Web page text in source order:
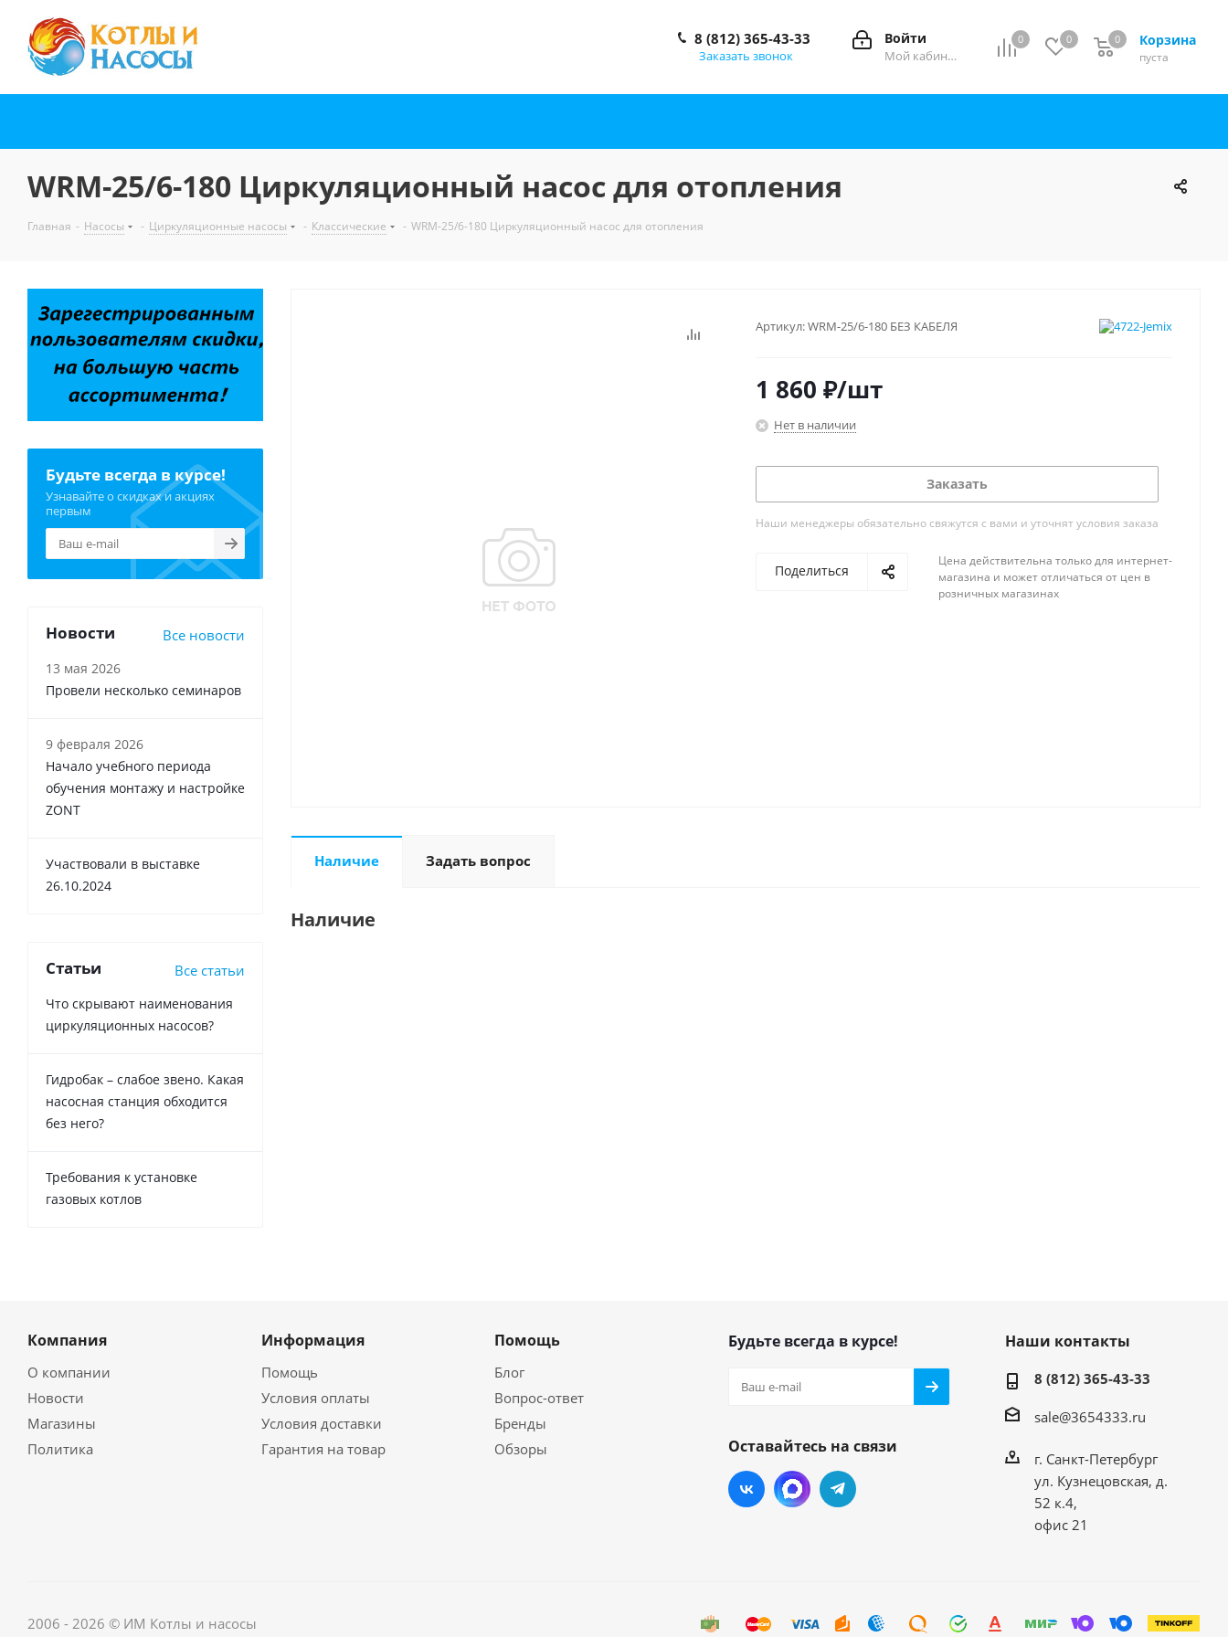
0 0 Корзина
0
пуста
0
Войти
Мой кабинет
8 (812) 365-43-33
Заказать звонок
WRM-25/6-180 Циркуляционный насос для отопления
Главная - Насосы - Циркуляционные насосы - Классические - WRM-25/6-180 Циркуляционный насос для отопления
Артикул:WRM-25/6-180 БЕЗ КАБЕЛЯ
1 860 ₽/шт
Нет в наличии
Заказать
Наши менеджеры обязательно свяжутся с вами и уточнят условия заказа
Поделиться
Цена действительна только для интернет-
магазина и может отличаться от цен в
розничных магазинах
Наличие Задать вопрос
Наличие
Будьте всегда в курсе!
Узнавайте о скидках и акциях
первым
Новости Все новости
13 мая 2026
Провели несколько семинаров
9 февраля 2026
Начало учебного периода
обучения монтажу и настройке
ZONT
Участвовали в выставке
26.10.2024
Статьи Все статьи
Что скрывают наименования
циркуляционных насосов?
Гидробак – слабое звено. Какая
насосная станция обходится
без него?
Требования к установке
газовых котлов
Компания
О компании
Новости
Магазины
Политика
Информация
Помощь
Условия оплаты
Условия доставки
Гарантия на товар
Помощь
Блог
Вопрос-ответ
Бренды
Обзоры
Будьте всегда в курсе!
Оставайтесь на связи
Наши контакты
8 (812) 365-43-33
sale@3654333.ru
г. Санкт-Петербург
ул. Кузнецовская, д.
52 к.4,
офис 21
2006 - 2026 © ИМ Котлы и насосы